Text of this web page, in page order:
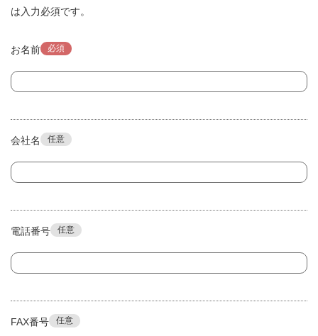
は入力必須です。
お名前 必須
会社名 任意
電話番号 任意
FAX番号 任意